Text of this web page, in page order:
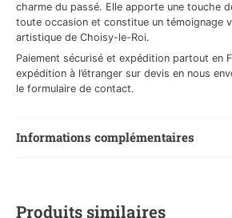
charme du passé. Elle apporte une touche
toute occasion et constitue un témoignage
artistique de Choisy-le-Roi.
Paiement sécurisé et expédition partout en
expédition à l’étranger sur devis en nous
le formulaire de contact.
Informations complémentaires
Produits similaires